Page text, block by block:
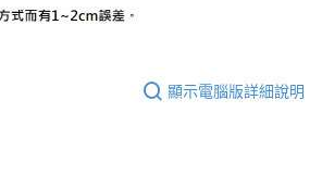
顯示電腦版詳細說明